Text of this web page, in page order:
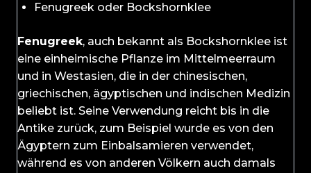
Fenugreek oder Bockshornklee
Fenugreek, auch bekannt als Bockshornklee ist
eine einheimische Pflanze im Mittelmeerraum
und in Westasien, die in der chinesischen,
griechischen, ägyptischen und indischen Medizin
beliebt ist. Seine Verwendung reicht bis in die
Antike zurück, zum Beispiel wurde es von den
Ägyptern zum Einbalsamieren verwendet,
während es von anderen Völkern auch damals